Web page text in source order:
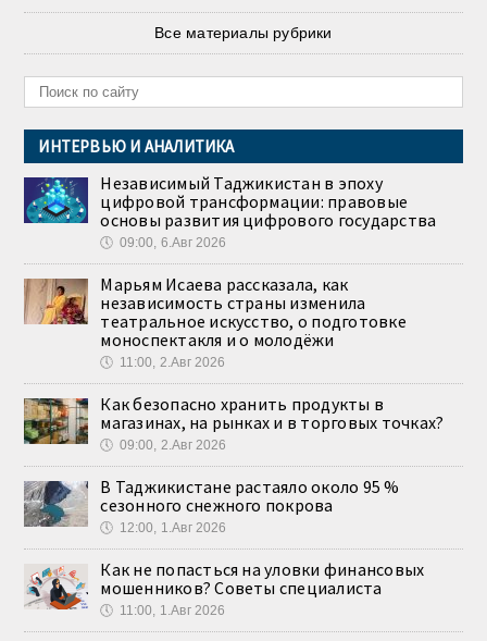
Все материалы рубрики
ИНТЕРВЬЮ И АНАЛИТИКА
Независимый Таджикистан в эпоху
цифровой трансформации: правовые
основы развития цифрового государства
🕔 09:00, 6.Авг 2026
Марьям Исаева рассказала, как
независимость страны изменила
театральное искусство, о подготовке
моноспектакля и о молодёжи
🕔 11:00, 2.Авг 2026
Как безопасно хранить продукты в
магазинах, на рынках и в торговых точках?
🕔 09:00, 2.Авг 2026
В Таджикистане растаяло около 95 %
сезонного снежного покрова
🕔 12:00, 1.Авг 2026
Как не попасться на уловки финансовых
мошенников? Советы специалиста
🕔 11:00, 1.Авг 2026